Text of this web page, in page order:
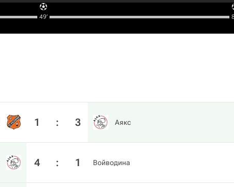
49‎’‎
1 : 3 Аякс
4 : 1 Войводина